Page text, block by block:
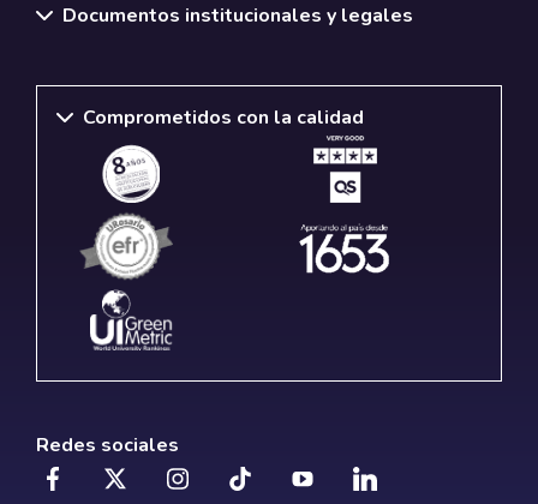
Documentos institucionales y legales
Comprometidos con la calidad
Redes sociales